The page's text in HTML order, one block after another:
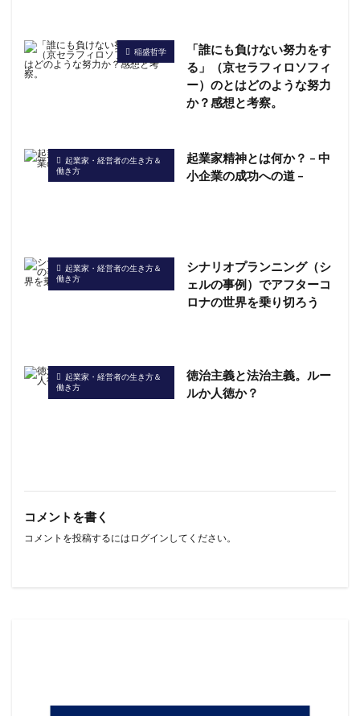
稲盛哲学
「誰にも負けない努力をす
る」（京セラフィロソフィ
ー）のとはどのような努力
か？感想と考察。
起業家・経営者の生き方＆
働き方
起業家精神とは何か？ – 中
小企業の成功への道 –
起業家・経営者の生き方＆
働き方
シナリオプランニング（シ
ェルの事例）でアフターコ
ロナの世界を乗り切ろう
起業家・経営者の生き方＆
働き方
徳治主義と法治主義。ルー
ルか人徳か？
コメントを書く
コメントを投稿するには ログイン してください。